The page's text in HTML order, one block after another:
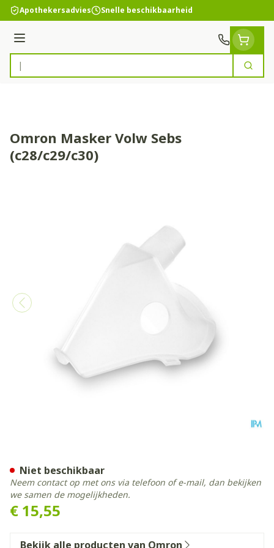
Ga naar de inhoud
Apothekersadvies Snelle beschikbaarheid
Menu
Product, merk, categorie...
Zoek
Omron Masker Volw Sebs
(c28/c29/c30)
€ 15,55
Niet beschikbaar
Neem contact op met ons via telefoon of e-mail, dan bekijken
we samen de mogelijkheden.
Bekijk alle producten van Omron